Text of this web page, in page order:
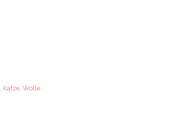
, Katze, Wolle